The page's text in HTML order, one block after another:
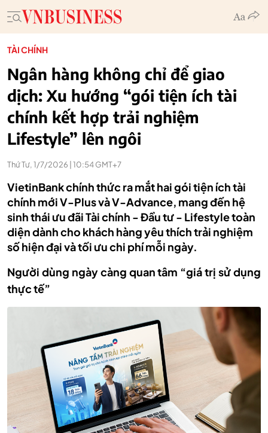
TÀI CHÍNH
Ngân hàng không chỉ để giao
dịch: Xu hướng “gói tiện ích tài
chính kết hợp trải nghiệm
Lifestyle” lên ngôi
Thứ Tư, 1/7/2026 | 10:54 GMT+7
VietinBank chính thức ra mắt hai gói tiện ích tài
chính mới V-Plus và V-Advance, mang đến hệ
sinh thái ưu đãi Tài chính - Đầu tư - Lifestyle toàn
diện dành cho khách hàng yêu thích trải nghiệm
số hiện đại và tối ưu chi phí mỗi ngày.
Người dùng ngày càng quan tâm “giá trị sử dụng
thực tế”